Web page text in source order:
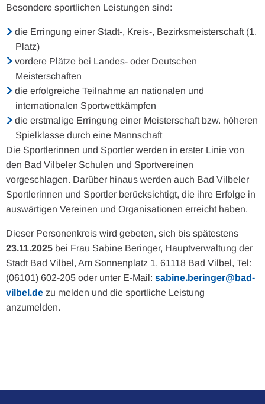
Besondere sportlichen Leistungen sind:
die Erringung einer Stadt-, Kreis-, Bezirksmeisterschaft (1.
Platz)
vordere Plätze bei Landes- oder Deutschen
Meisterschaften
die erfolgreiche Teilnahme an nationalen und
internationalen Sportwettkämpfen
die erstmalige Erringung einer Meisterschaft bzw. höheren
Spielklasse durch eine Mannschaft
Die Sportlerinnen und Sportler werden in erster Linie von
den Bad Vilbeler Schulen und Sportvereinen
vorgeschlagen. Darüber hinaus werden auch Bad Vilbeler
Sportlerinnen und Sportler berücksichtigt, die ihre Erfolge in
auswärtigen Vereinen und Organisationen erreicht haben.
Dieser Personenkreis wird gebeten, sich bis spätestens
23.11.2025 bei Frau Sabine Beringer, Hauptverwaltung der
Stadt Bad Vilbel, Am Sonnenplatz 1, 61118 Bad Vilbel, Tel:
(06101) 602-205 oder unter E-Mail: sabine.beringer@bad-
vilbel.de zu melden und die sportliche Leistung
anzumelden.